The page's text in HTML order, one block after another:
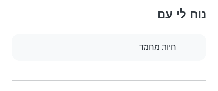
נוח לי עם
חיות מחמד